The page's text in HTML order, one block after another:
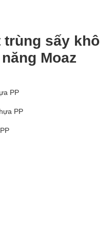
trùng sấy khô
Moaz
PP
PP